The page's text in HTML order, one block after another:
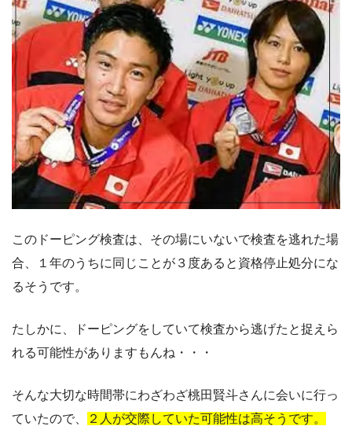
このドーピング検査は、その場にいないで検査を逃れた場
合、１年のうちに同じことが３度あると資格停止処分にな
るそうです。
たしかに、ドーピングをしていて検査から逃げたと捉えら
れる可能性がありますもんね・・・
そんな大切な時間帯にわざわざ桃田賢斗さんに会いに行っ
ていたので、
２人が交際していた可能性は高そうです。